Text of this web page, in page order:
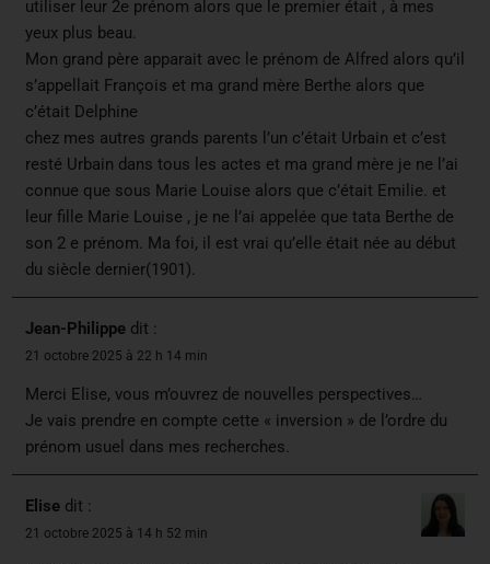
utiliser leur 2e prénom alors que le premier était , à mes
yeux plus beau.
Mon grand père apparait avec le prénom de Alfred alors qu’il
s’appellait François et ma grand mère Berthe alors que
c’était Delphine
chez mes autres grands parents l’un c’était Urbain et c’est
resté Urbain dans tous les actes et ma grand mère je ne l’ai
connue que sous Marie Louise alors que c’était Emilie. et
leur fille Marie Louise , je ne l’ai appelée que tata Berthe de
son 2 e prénom. Ma foi, il est vrai qu’elle était née au début
du siècle dernier(1901).
Jean-Philippe dit :
21 octobre 2025 à 22 h 14 min
Merci Elise, vous m’ouvrez de nouvelles perspectives…
Je vais prendre en compte cette « inversion » de l’ordre du
prénom usuel dans mes recherches.
Elise dit :
21 octobre 2025 à 14 h 52 min